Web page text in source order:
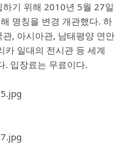
기 위해 2010년 5월 27일
명칭을 변경 개관했다. 하
, 아시아관, 남태평양 연안
카 일대의 전시관 등 세계
. 입장료는 무료이다.